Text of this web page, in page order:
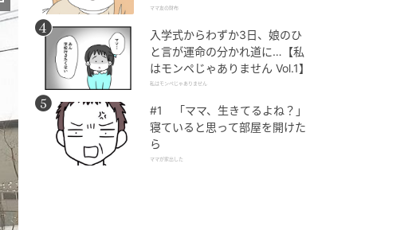
ママ友の財布
入学式からわずか3日、娘のひ
と言が運命の分かれ道に…【私
はモンペじゃありません Vol.1】
私はモンペじゃありません
#1 「ママ、生きてるよね？」
寝ていると思って部屋を開けた
ら
ママが家出した